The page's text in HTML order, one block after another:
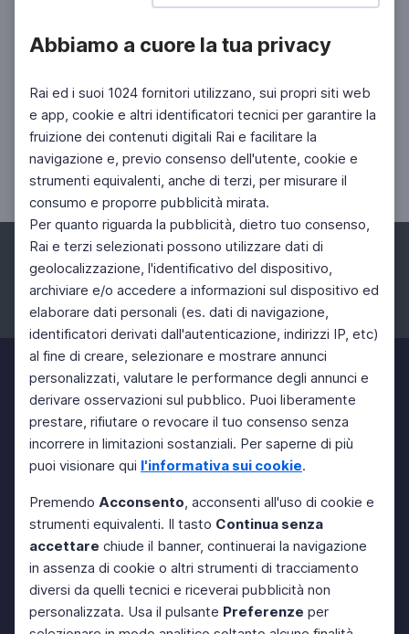
Abbiamo a cuore la tua privacy
Rai ed i suoi 1024 fornitori utilizzano, sui propri siti web
e app, cookie e altri identificatori tecnici per garantire la
fruizione dei contenuti digitali Rai e facilitare la
navigazione e, previo consenso dell'utente, cookie e
strumenti equivalenti, anche di terzi, per misurare il
consumo e proporre pubblicità mirata.
Per quanto riguarda la pubblicità, dietro tuo consenso,
Rai e terzi selezionati possono utilizzare dati di
geolocalizzazione, l'identificativo del dispositivo,
archiviare e/o accedere a informazioni sul dispositivo ed
elaborare dati personali (es. dati di navigazione,
identificatori derivati dall'autenticazione, indirizzi IP, etc)
al fine di creare, selezionare e mostrare annunci
personalizzati, valutare le performance degli annunci e
derivare osservazioni sul pubblico. Puoi liberamente
prestare, rifiutare o revocare il tuo consenso senza
incorrere in limitazioni sostanziali. Per saperne di più
puoi visionare qui l'informativa sui cookie.
Premendo Acconsento, acconsenti all'uso di cookie e
strumenti equivalenti. Il tasto Continua senza
accettare chiude il banner, continuerai la navigazione
in assenza di cookie o altri strumenti di tracciamento
diversi da quelli tecnici e riceverai pubblicità non
personalizzata. Usa il pulsante Preferenze per
2022/2023
Stagione 2022/2023 - Rai NuovaMusica n.
10 Feb 2023 > 10 Feb 2023
Facebook Instagram Twitter